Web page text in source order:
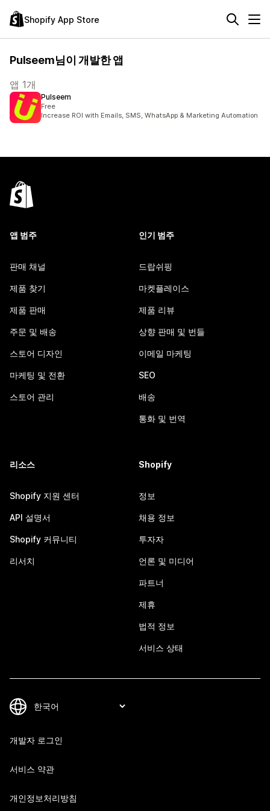
Shopify App Store
Pulseem님이 개발한 앱
앱 1개
Pulseem
Free
Increase ROI with Emails, SMS, WhatsApp & Marketing Automation
앱 범주
판매 채널
제품 찾기
제품 판매
주문 및 배송
스토어 디자인
마케팅 및 전환
스토어 관리
인기 범주
드랍쉬핑
마켓플레이스
제품 리뷰
상향 판매 및 번들
이메일 마케팅
SEO
배송
통화 및 번역
리소스
Shopify 지원 센터
API 설명서
Shopify 커뮤니티
리서치
Shopify
정보
채용 정보
투자자
언론 및 미디어
파트너
제휴
법적 정보
서비스 상태
개발자 로그인
서비스 약관
개인정보처리방침